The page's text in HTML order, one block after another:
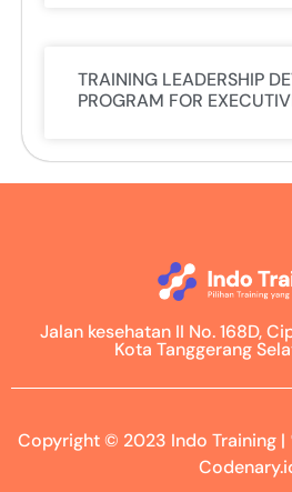
TRAINING LEADERSHIP
PROGRAM FOR
Jalan kesehatan II No. 168D,
Kota Tanggerang
Copyright © 2023 Indo Training